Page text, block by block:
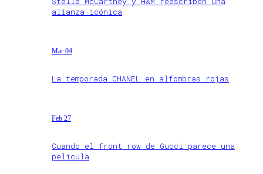
alianza icónica
Mar 04
La temporada CHANEL en alfombras rojas
Feb 27
Cuando el front row de Gucci parece una
película